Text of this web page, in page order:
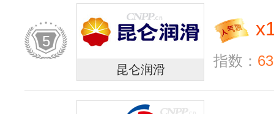
5
昆仑润滑
x
指数：